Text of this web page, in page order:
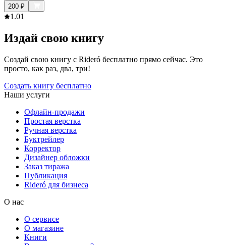
200 ₽
1.01
Издай свою книгу
Создай свою книгу с Rideró бесплатно прямо сейчас. Это
просто, как раз, два, три!
Создать книгу бесплатно
Наши услуги
Офлайн-продажи
Простая верстка
Ручная верстка
Буктрейлер
Корректор
Дизайнер обложки
Заказ тиража
Публикация
Rideró для бизнеса
О нас
О сервисе
О магазине
Книги